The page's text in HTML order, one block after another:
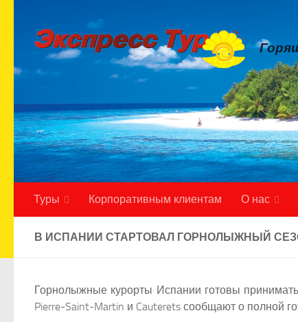
Skip to content
Туры Корпоративным клиентам О нас
В ИСПАНИИ СТАРТОВАЛ ГОРНОЛЫЖНЫЙ
Горнолыжные курорты Испании готовы
Pierre-Saint-Martin и Cauterets сообщают о полной